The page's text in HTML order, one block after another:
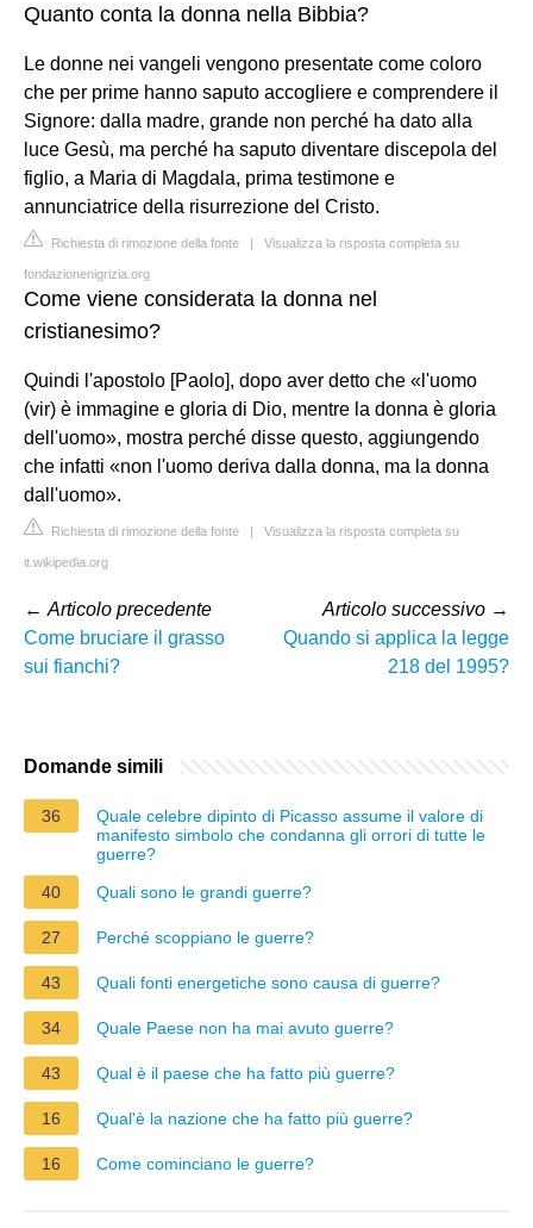
Quanto conta la donna nella Bibbia?
Le donne nei vangeli vengono presentate come coloro
che per prime hanno saputo accogliere e comprendere il
Signore: dalla madre, grande non perché ha dato alla
luce Gesù, ma perché ha saputo diventare discepola del
figlio, a Maria di Magdala, prima testimone e
annunciatrice della risurrezione del Cristo.
Richiesta di rimozione della fonte | Visualizza la risposta completa su
fondazionenigrizia.org
Come viene considerata la donna nel
cristianesimo?
Quindi l'apostolo [Paolo], dopo aver detto che «l'uomo
(vir) è immagine e gloria di Dio, mentre la donna è gloria
dell'uomo», mostra perché disse questo, aggiungendo
che infatti «non l'uomo deriva dalla donna, ma la donna
dall'uomo».
Richiesta di rimozione della fonte | Visualizza la risposta completa su
it.wikipedia.org
← Articolo precedente
Come bruciare il grasso
sui fianchi?
Articolo successivo →
Quando si applica la legge
218 del 1995?
Domande simili
36
Quale celebre dipinto di Picasso assume il valore di
manifesto simbolo che condanna gli orrori di tutte le
guerre?
40
Quali sono le grandi guerre?
27 Perché scoppiano le guerre?
43 Quali fonti energetiche sono causa di guerre?
34 Quale Paese non ha mai avuto guerre?
43 Qual è il paese che ha fatto più guerre?
16 Qual'è la nazione che ha fatto più guerre?
16 Come cominciano le guerre?